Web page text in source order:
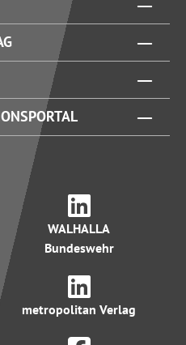
WALHALLA
Bundeswehr
metropolitan Verlag